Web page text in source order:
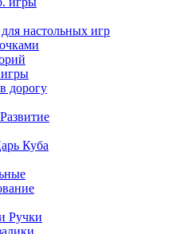
настольных игр
дорогу
Куба
Ручки